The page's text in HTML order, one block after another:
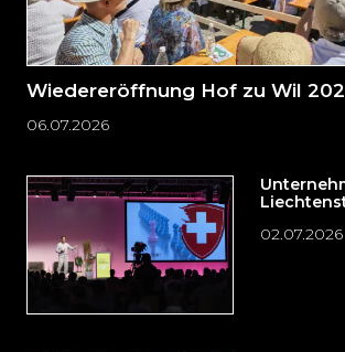
Wiedereröffnung Hof zu Wil
06.07.2026
02.07.2026